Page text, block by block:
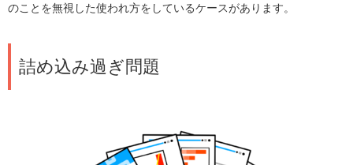
のことを無視した使われ方をしているケースがあります。
詰め込み過ぎ問題